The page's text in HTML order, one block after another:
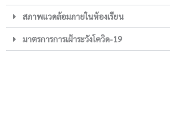
สภาพแวดล้อมภายในห้องเรียน
มาตรการการเฝ้าระวังโควิด-19